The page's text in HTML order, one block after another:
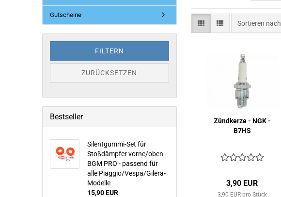
Sortieren nach
Sortieren nach
Zündkerze - NGK -
B7HS
3,90 EUR
3,90 EUR pro Stück
Gutscheine
FILTERN
ZURÜCKSETZEN
Bestseller
Silentgummi-Set für
Stoßdämpfer vorne/oben -
BGM PRO - passend für
alle Piaggio/Vespa/Gilera-
Modelle
15,90 EUR